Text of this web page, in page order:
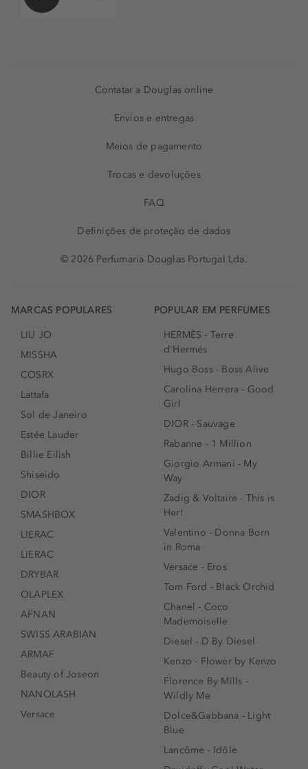
Contatar a Douglas online
Envios e entregas
Meios de pagamento
Trocas e devoluções
FAQ
Definições de proteção de dados
© 2026 Perfumaria Douglas Portugal Lda.
MARCAS POPULARES
LIU JO
MISSHA
COSRX
Lattafa
Sol de Janeiro
Estée Lauder
Billie Eilish
Shiseido
DIOR
SMASHBOX
LIERAC
LIERAC
DRYBAR
OLAPLEX
AFNAN
SWISS ARABIAN
ARMAF
Beauty of Joseon
NANOLASH
Versace
POPULAR EM PERFUMES
HERMÈS - Terre
d'Hermés
Hugo Boss - Boss Alive
Carolina Herrera - Good
Girl
DIOR - Sauvage
Rabanne - 1 Million
Giorgio Armani - My
Way
Zadig & Voltaire - This is
Her!
Valentino - Donna Born
in Roma
Versace - Eros
Tom Ford - Black Orchid
Chanel - Coco
Mademoiselle
Diesel - D By Diesel
Kenzo - Flower by Kenzo
Florence By Mills -
Wildly Me
Dolce&Gabbana - Light
Blue
Lancôme - Idôle